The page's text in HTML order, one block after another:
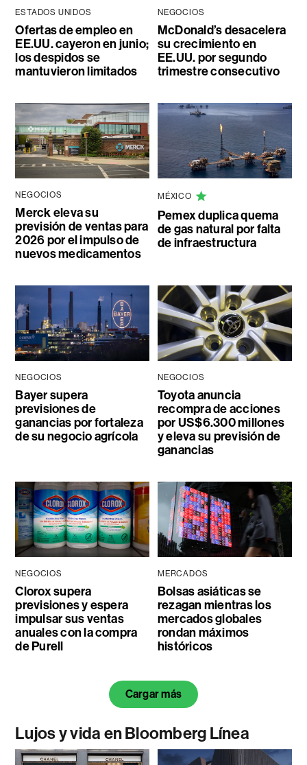
ESTADOS UNIDOS
Ofertas de empleo en
EE.UU. cayeron en junio;
los despidos se
mantuvieron limitados
NEGOCIOS
McDonald’s desacelera
su crecimiento en
EE.UU. por segundo
trimestre consecutivo
NEGOCIOS
Merck eleva su
previsión de ventas para
2026 por el impulso de
nuevos medicamentos
MÉXICO
Pemex duplica quema
de gas natural por falta
de infraestructura
NEGOCIOS
Bayer supera
previsiones de
ganancias por fortaleza
de su negocio agrícola
NEGOCIOS
Toyota anuncia
recompra de acciones
por US$6.300 millones
y eleva su previsión de
ganancias
NEGOCIOS
Clorox supera
previsiones y espera
impulsar sus ventas
anuales con la compra
de Purell
MERCADOS
Bolsas asiáticas se
rezagan mientras los
mercados globales
rondan máximos
históricos
Cargar más
Lujos y vida en Bloomberg Línea